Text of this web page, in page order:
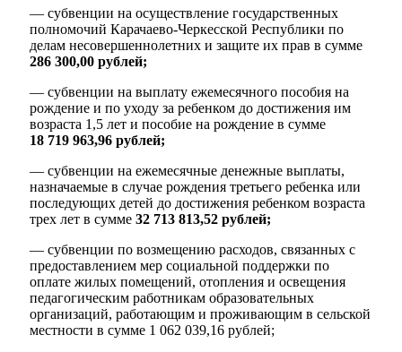
— субвенции на осуществление государственных
полномочий Карачаево-Черкесской Республики по
делам несовершеннолетних и защите их прав в сумме
286 300,00 рублей;
— субвенции на выплату ежемесячного пособия на
рождение и по уходу за ребенком до достижения им
возраста 1,5 лет и пособие на рождение в сумме
18 719 963,96 рублей;
— субвенции на ежемесячные денежные выплаты,
назначаемые в случае рождения третьего ребенка или
последующих детей до достижения ребенком возраста
трех лет в сумме 32 713 813,52 рублей;
— субвенции по возмещению расходов, связанных с
предоставлением мер социальной поддержки по
оплате жилых помещений, отопления и освещения
педагогическим работникам образовательных
организаций, работающим и проживающим в сельской
местности в сумме 1 062 039,16 рублей;